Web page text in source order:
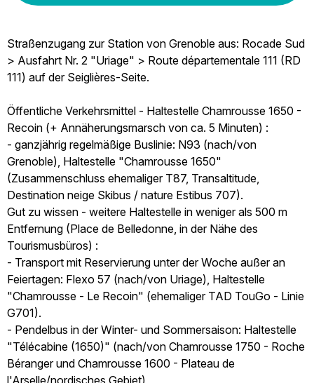
Straßenzugang zur Station von Grenoble aus: Rocade Sud
> Ausfahrt Nr. 2 "Uriage" > Route départementale 111 (RD
111) auf der Seiglières-Seite.
Öffentliche Verkehrsmittel - Haltestelle Chamrousse 1650 -
Recoin (+ Annäherungsmarsch von ca. 5 Minuten) :
- ganzjährig regelmäßige Buslinie: N93 (nach/von
Grenoble), Haltestelle "Chamrousse 1650"
(Zusammenschluss ehemaliger T87, Transaltitude,
Destination neige Skibus / nature Estibus 707).
Gut zu wissen - weitere Haltestelle in weniger als 500 m
Entfernung (Place de Belledonne, in der Nähe des
Tourismusbüros) :
- Transport mit Reservierung unter der Woche außer an
Feiertagen: Flexo 57 (nach/von Uriage), Haltestelle
"Chamrousse - Le Recoin" (ehemaliger TAD TouGo - Linie
G701).
- Pendelbus in der Winter- und Sommersaison: Haltestelle
"Télécabine (1650)" (nach/von Chamrousse 1750 - Roche
Béranger und Chamrousse 1600 - Plateau de
l'Arselle/nordisches Gebiet)